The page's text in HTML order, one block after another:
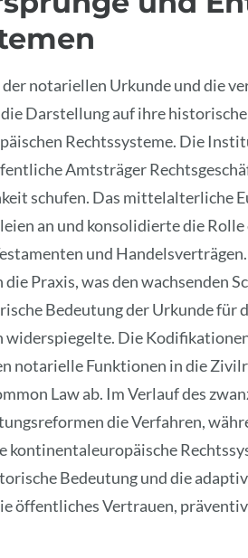
notariellen Urkunde und die
Darstellung auf ihre
Rechtssysteme. Die
Amtsträger
schufen. Das mittelalterliche
an und konsolidierte die
und
Praxis, was den wachsenden
Bedeutung der Urkunde für
Die
notarielle Funktionen in die
Law ab. Im Verlauf des
die Verfahren,
kontinentaleuropäische
Bedeutung und die
öffentliches Vertrauen,